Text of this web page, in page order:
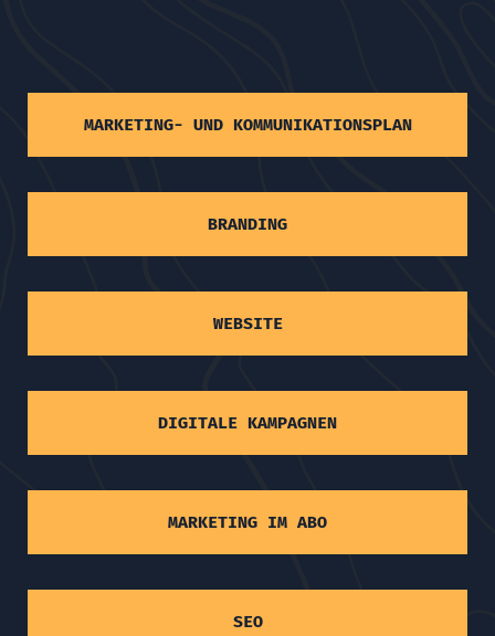
MARKETING- UND KOMMUNIKATIONSPLAN
BRANDING
WEBSITE
DIGITALE KAMPAGNEN
MARKETING IM ABO
SEO